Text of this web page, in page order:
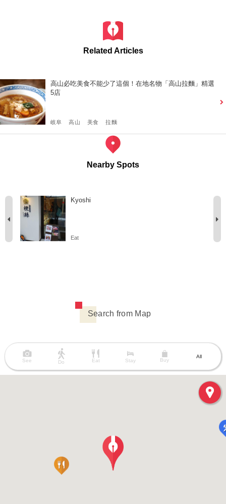
Related Articles
高山必吃美食不能少了這個！在地名物「高山拉麵」精選
5店
岐阜 高山 美食 拉麵
Nearby Spots
Kyoshi
Eat
Search from Map
See Do Eat Stay Buy
All